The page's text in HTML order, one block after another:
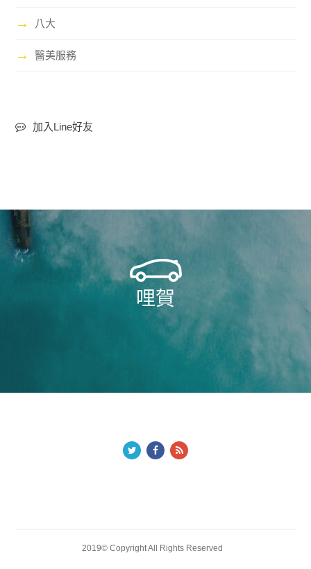
→ 八大
→ 醫美服務
加入Line好友
哩賀
2019© Copyright All Rights Reserved